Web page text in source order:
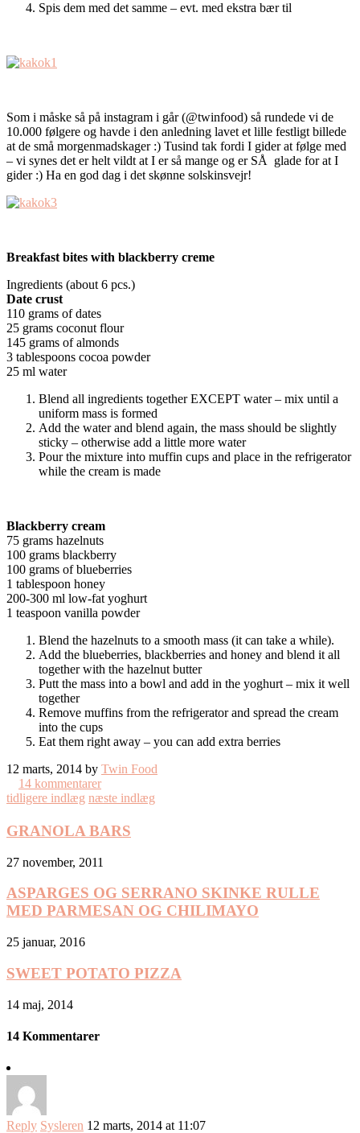
Spis dem med det samme – evt. med ekstra bær til
Som i måske så på instagram i går (@twinfood) så rundede vi de
10.000 følgere og havde i den anledning lavet et lille festligt billede
at de små morgenmadskager :) Tusind tak fordi I gider at følge med
– vi synes det er helt vildt at I er så mange og er SÅ glade for at I
gider :) Ha en god dag i det skønne solskinsvejr!
Breakfast bites with blackberry creme
Ingredients (about 6 pcs.)
Date crust
110 grams of dates
25 grams coconut flour
145 grams of almonds
3 tablespoons cocoa powder
25 ml water
Blend all ingredients together EXCEPT water – mix until a
uniform mass is formed
Add the water and blend again, the mass should be slightly
sticky – otherwise add a little more water
Pour the mixture into muffin cups and place in the refrigerator
while the cream is made
Blackberry cream
75 grams hazelnuts
100 grams blackberry
100 grams of blueberries
1 tablespoon honey
200-300 ml low-fat yoghurt
1 teaspoon vanilla powder
Blend the hazelnuts to a smooth mass (it can take a while).
Add the blueberries, blackberries and honey and blend it all
together with the hazelnut butter
Putt the mass into a bowl and add in the yoghurt – mix it well
together
Remove muffins from the refrigerator and spread the cream
into the cups
Eat them right away – you can add extra berries
12 marts, 2014 by Twin Food
14 kommentarer
tidligere indlæg næste indlæg
GRANOLA BARS
27 november, 2011
ASPARGES OG SERRANO SKINKE RULLE
MED PARMESAN OG CHILIMAYO
25 januar, 2016
SWEET POTATO PIZZA
14 maj, 2014
14 Kommentarer
Reply Sysleren 12 marts, 2014 at 11:07